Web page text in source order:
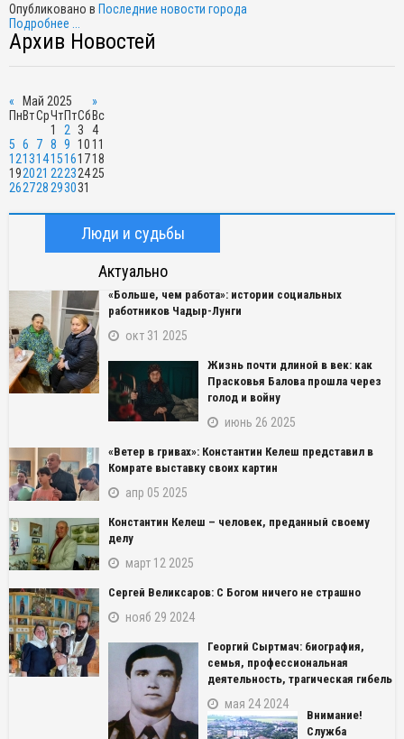
Опубликовано в Последние новости города
Подробнее ...
Архив Новостей
« Май 2025
»
ПнВтСрЧтПтСбВс
1
2 3
4
5 6 7 8 9 1011
12131415161718
192021 22232425
262728 293031
Люди и судьбы
Актуально
«Больше, чем работа»: истории социальных
работников Чадыр-Лунги
окт 31 2025
Жизнь почти длиной в век: как
Прасковья Балова прошла через
голод и войну
июнь 26 2025
«Ветер в гривах»: Константин Келеш представил в
Комрате выставку своих картин
апр 05 2025
Константин Келеш – человек, преданный своему
делу
март 12 2025
Сергей Великсаров: С Богом ничего не страшно
нояб 29 2024
Георгий Сыртмач: биография,
семья, профессиональная
деятельность, трагическая гибель
мая 24 2024
Внимание!
Служба